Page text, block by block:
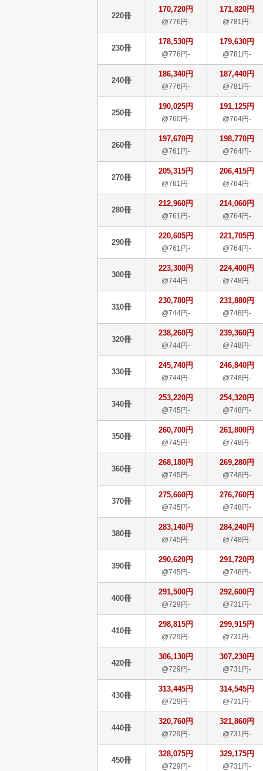
220冊
170,720円
@776円-
171,820円
@781円-
230冊
178,530円
@776円-
179,630円
@781円-
240冊
186,340円
@776円-
187,440円
@781円-
250冊
190,025円
@760円-
191,125円
@764円-
260冊
197,670円
@761円-
198,770円
@764円-
270冊
205,315円
@761円-
206,415円
@764円-
280冊
212,960円
@761円-
214,060円
@764円-
290冊
220,605円
@761円-
221,705円
@764円-
300冊
223,300円
@744円-
224,400円
@748円-
310冊
230,780円
@744円-
231,880円
@748円-
320冊
238,260円
@744円-
239,360円
@748円-
330冊
245,740円
@744円-
246,840円
@748円-
340冊
253,220円
@745円-
254,320円
@748円-
350冊
260,700円
@745円-
261,800円
@748円-
360冊
268,180円
@745円-
269,280円
@748円-
370冊
275,660円
@745円-
276,760円
@748円-
380冊
283,140円
@745円-
284,240円
@748円-
390冊
290,620円
@745円-
291,720円
@748円-
400冊
291,500円
@729円-
292,600円
@731円-
410冊
298,815円
@729円-
299,915円
@731円-
420冊
306,130円
@729円-
307,230円
@731円-
430冊
313,445円
@729円-
314,545円
@731円-
440冊
320,760円
@729円-
321,860円
@731円-
450冊
328,075円
@729円-
329,175円
@731円-